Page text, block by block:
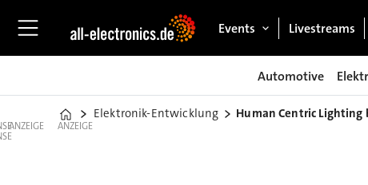
Events Livestreams
Automotive
Home
Elektronik-Entwicklung Human Centric
ANZEIGE ANZEIGE